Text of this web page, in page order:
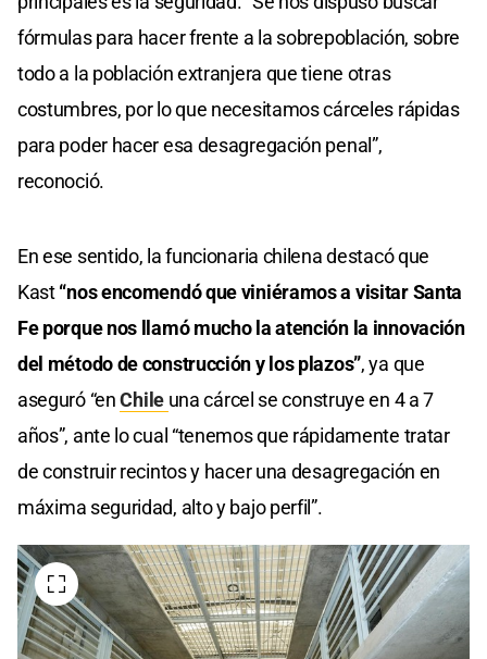
fórmulas para hacer frente a la sobrepoblación, sobre
todo a la población extranjera que tiene otras
costumbres, por lo que necesitamos cárceles rápidas
para poder hacer esa desagregación penal”,
reconoció.
En ese sentido, la funcionaria chilena destacó que
Kast“nos encomendó que viniéramos a visitar Santa
Fe porque nos llamó mucho la atención la innovación
del método de construcción y los plazos”, ya que
aseguró “enChile una cárcel se construye en 4 a 7
años”, ante lo cual “tenemos que rápidamente tratar
de construir recintos y hacer una desagregación en
máxima seguridad, alto y bajo perfil”.